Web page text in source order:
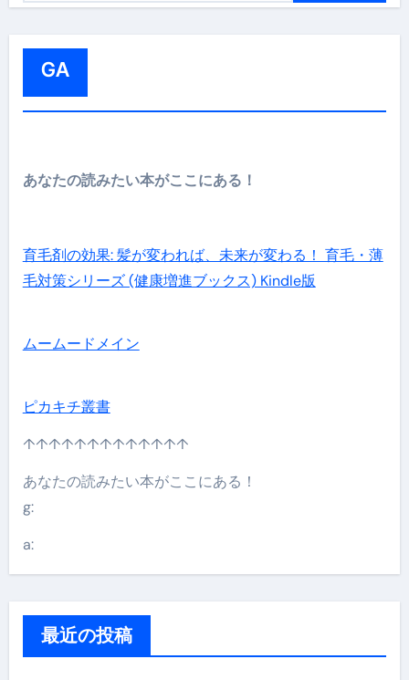
GA
あなたの読みたい本がここにある！
育毛剤の効果: 髪が変われば、未来が変わる！ 育毛・薄
毛対策シリーズ (健康増進ブックス) Kindle版
ムームードメイン
ピカキチ叢書
↑↑↑↑↑↑↑↑↑↑↑↑↑
あなたの読みたい本がここにある！
g:
a:
最近の投稿